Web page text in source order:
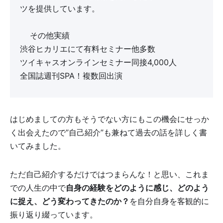
ツを提供しています。
🔻その他実績
渋谷ヒカリエにて有料セミナー他多数
ツイキャスオンラインセミナー同接4,000人
全国誌週刊SPA！複数回出演
はじめましての方もそうでない方にもこの機会にせっか
く出会えたので”自己紹介”も兼ねて過去の話を詳しく書
いてみました。
ただ自己紹介するだけではつまらんな！と思い、これま
での人生の中で自身の経験をどのように感じ、どのよう
に捉え、どう変わってきたのか？ を自分自身を客観的に
振り返り綴っています。